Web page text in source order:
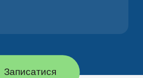
Записатися